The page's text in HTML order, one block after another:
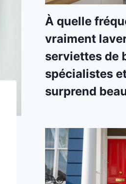
À quelle
vraiment
serviettes de
spécialistes
surprend